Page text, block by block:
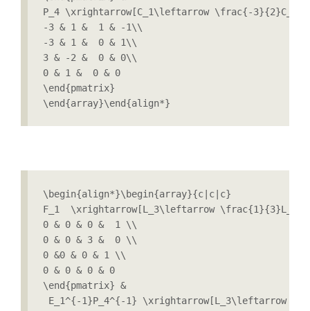
P_4 \xrightarrow[C_1\leftarrow \frac{-
-3 & 1 &  1 & -1\\
-3 & 1 &  0 & 1\\
3 & -2 &  0 & 0\\
0 & 1 &  0 & 0
\end{pmatrix}
\end{array}\end{align*}
\begin{align*}\begin{array}{c|c|c}
F_1  \xrightarrow[L_3\leftarrow \frac{1}{3}L_3
0 & 0 & 0 &  1 \\
0 & 0 & 3 &  0 \\
0 &0 & 0 & 1 \\
0 & 0 & 0 & 0
\end{pmatrix} &
E_1^{-1}P_4^{-1} \xrightarrow[L_3\leftarrow